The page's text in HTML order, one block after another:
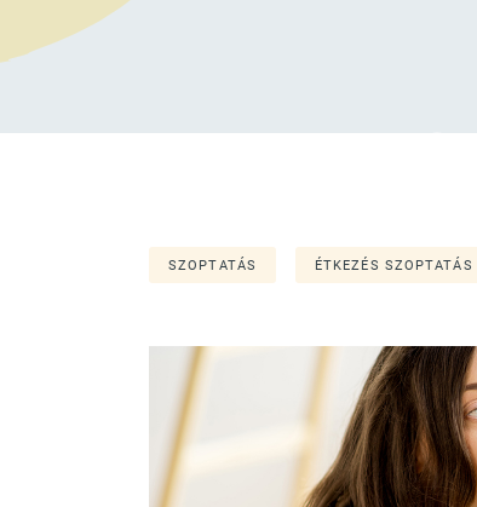
SZOPTATÁS ÉTKEZÉS SZOPTATÁS